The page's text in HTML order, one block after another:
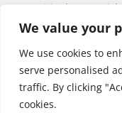
We value your
We use cookies to
serve personalised
traffic. By clicking
cookies.
Tuitjenhorn
Twisk
Westwoud,
Wijdenes,
Scharwoude,
Zwaagdijk-Oost